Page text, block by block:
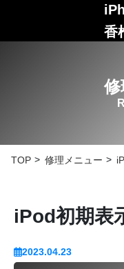
香
TOP 修理メニュー
iPod初期表
2023.04.23